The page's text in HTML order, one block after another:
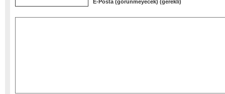
E-Posta (görünmeyecek) (gerekli)